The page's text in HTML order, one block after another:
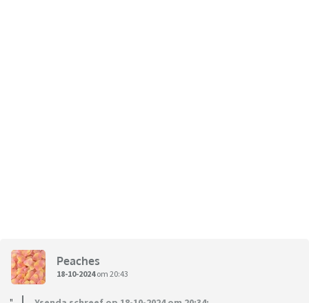
Peaches
18-10-2024om 20:43